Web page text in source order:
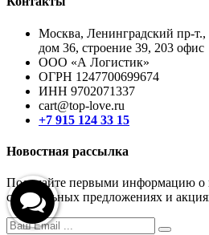
Москва, Ленинградский пр-т.,
дом 36, строение 39, 203 офис
ООО «А Логистик»
ОГРН 1247700699674
ИНН 9702071337
cart@top-love.ru
+7 915 124 33 15
Новостная рассылка
Получайте первыми информацию о
специальных предложениях и